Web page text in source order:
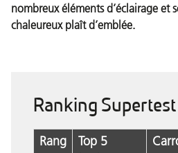
nombreux éléments d’éclairage et
chaleureux plaît d’emblée.
Ranking Supertest
Rang
Top 5